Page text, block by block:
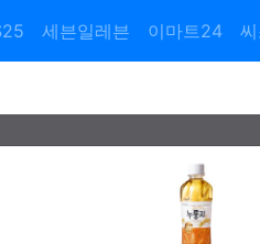
세븐일레븐 이마트24